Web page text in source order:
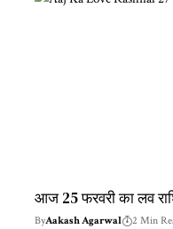
आज 25 फरवरी का लव
ByAakash Agarwal 2 Min